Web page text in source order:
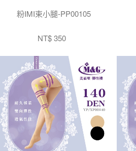
粉IMI束小腿-PP00105
NT$ 350